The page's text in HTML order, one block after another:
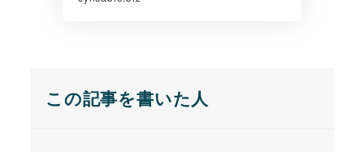
この記事を書いた人